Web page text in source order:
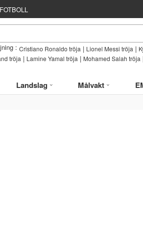
FOTBOLL
: Cristiano Ronaldo tröja | Lionel Messi tröja |
tröja | Lamine Yamal tröja | Mohamed Salah tröja
Landslag Målvakt